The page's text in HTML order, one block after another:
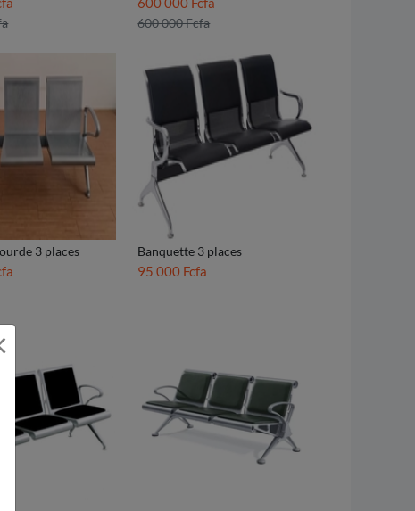
600 000 Fcfa
3 places Banquette 3 places
95 000 Fcfa